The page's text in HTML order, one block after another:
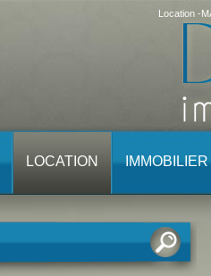
Location -
LOCATION